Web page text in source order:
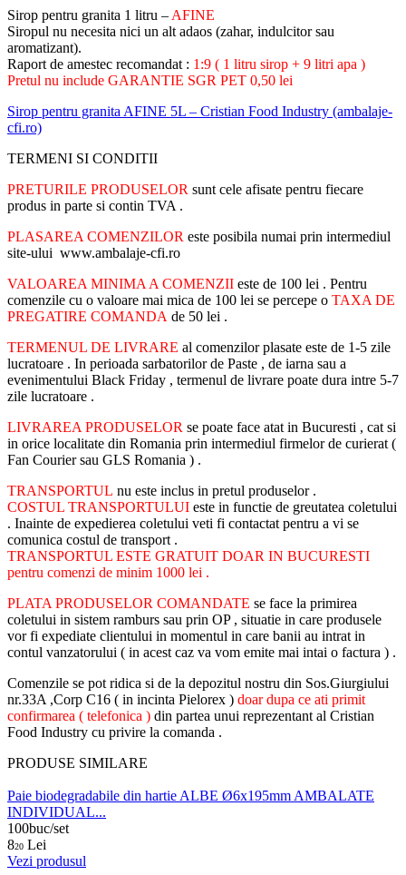
Sirop pentru granita 1 litru – AFINE
Siropul nu necesita nici un alt adaos (zahar, indulcitor sau
aromatizant).
Raport de amestec recomandat : 1:9 ( 1 litru sirop + 9 litri apa )
Pretul nu include GARANTIE SGR PET 0,50 lei
Sirop pentru granita AFINE 5L – Cristian Food Industry (ambalaje-
cfi.ro)
TERMENI SI CONDITII
PRETURILE PRODUSELOR sunt cele afisate pentru fiecare
produs in parte si contin TVA .
PLASAREA COMENZILOR este posibila numai prin intermediul
site-ului www.ambalaje-cfi.ro
VALOAREA MINIMA A COMENZII este de 100 lei . Pentru
comenzile cu o valoare mai mica de 100 lei se percepe o TAXA DE
PREGATIRE COMANDA de 50 lei .
TERMENUL DE LIVRARE al comenzilor plasate este de 1-5 zile
lucratoare . In perioada sarbatorilor de Paste , de iarna sau a
evenimentului Black Friday , termenul de livrare poate dura intre 5-7
zile lucratoare .
LIVRAREA PRODUSELOR se poate face atat in Bucuresti , cat si
in orice localitate din Romania prin intermediul firmelor de curierat (
Fan Courier sau GLS Romania ) .
TRANSPORTUL nu este inclus in pretul produselor .
COSTUL TRANSPORTULUI este in functie de greutatea coletului
. Inainte de expedierea coletului veti fi contactat pentru a vi se
comunica costul de transport .
TRANSPORTUL ESTE GRATUIT DOAR IN BUCURESTI
pentru comenzi de minim 1000 lei .
PLATA PRODUSELOR COMANDATE se face la primirea
coletului in sistem ramburs sau prin OP , situatie in care produsele
vor fi expediate clientului in momentul in care banii au intrat in
contul vanzatorului ( in acest caz va vom emite mai intai o factura ) .
Comenzile se pot ridica si de la depozitul nostru din Sos.Giurgiului
nr.33A ,Corp C16 ( in incinta Pielorex ) doar dupa ce ati primit
confirmarea ( telefonica ) din partea unui reprezentant al Cristian
Food Industry cu privire la comanda .
PRODUSE SIMILARE
Paie biodegradabile din hartie ALBE Ø6x195mm AMBALATE
INDIVIDUAL...
100buc/set
820 Lei
Vezi produsul